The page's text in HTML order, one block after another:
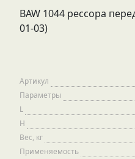
BAW 1044 рессора
01-03)
Артикул
Параметры
L
H
Вес, кг
Применяемость